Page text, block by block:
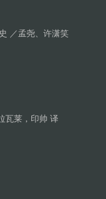
／孟尧、许潇笑
瓦莱，印帅 译